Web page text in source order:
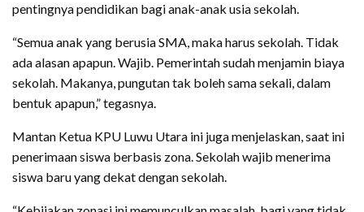
pentingnya pendidikan bagi anak-anak usia sekolah.
“Semua anak yang berusia SMA, maka harus sekolah. Tidak
ada alasan apapun. Wajib. Pemerintah sudah menjamin biaya
sekolah. Makanya, pungutan tak boleh sama sekali, dalam
bentuk apapun,” tegasnya.
Mantan Ketua KPU Luwu Utara ini juga menjelaskan, saat ini
penerimaan siswa berbasis zona. Sekolah wajib menerima
siswa baru yang dekat dengan sekolah.